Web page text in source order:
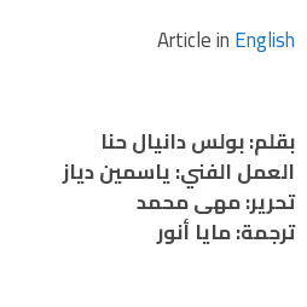
Article inEnglish
بقلم: بولس دانيال حنا
العمل الفني: ياسمين دياز
تحرير: مهى محمد
ترجمة: مايا أنور